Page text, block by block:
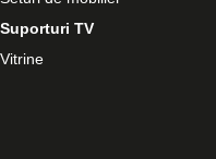
Suporturi TV
Vitrine